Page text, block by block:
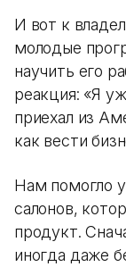
И вот к
молодые
научить его
реакция: «Я
приехал из
как вести
Нам помогло
салонов,
продукт.
иногда даже